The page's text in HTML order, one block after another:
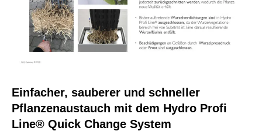
Einfacher, sauberer und schneller
Pflanzenaustauch mit dem Hydro Profi
Line® Quick Change System